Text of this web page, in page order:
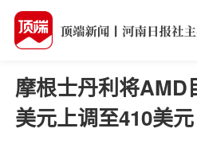
摩根士丹利将AMD
美元上调至410美元